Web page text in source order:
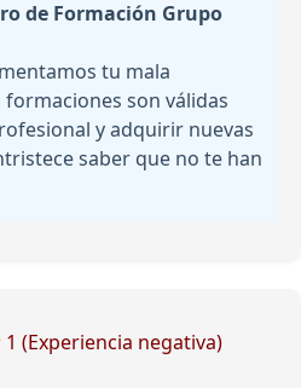
de Formación Grupo
tu mala
son válidas
y adquirir nuevas
saber que no te han
1 (Experiencia negativa)